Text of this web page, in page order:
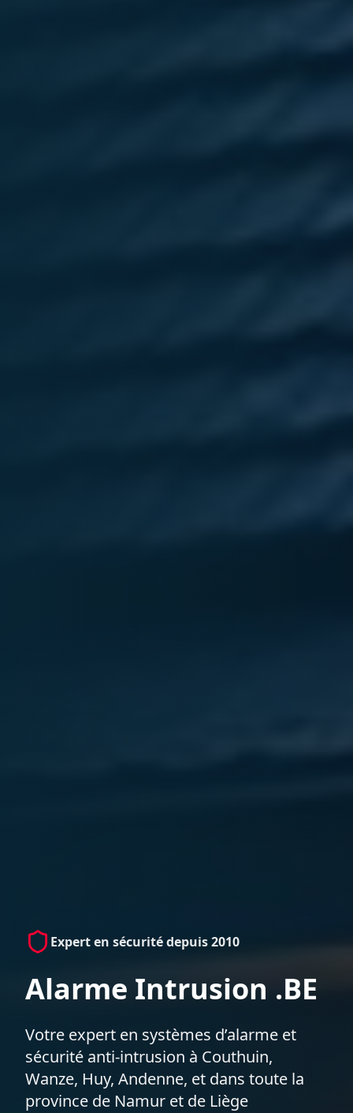
Expert en sécurité depuis 2010
Alarme Intrusion .BE
Votre expert en systèmes d’alarme et
sécurité anti-intrusion à Couthuin,
Wanze, Huy, Andenne, et dans toute la
province de Namur et de Liège